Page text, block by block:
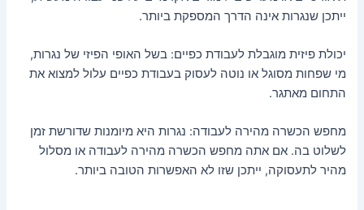
ייתכן שנגרות אינה הדרך המספקת ביותר.
יכולת פיזית מוגבלת לעבודת כפיים: בשל האופי הפיזי של נגרות,
מי שפחות מסוגל או נוטה לעסוק בעבודת כפיים עלול למצוא את
התחום מאתגר.
מחפש הכשרה מהירה לעבודה: נגרות היא מיומנות שדורשת זמן
לשלוט בה. אם אתה מחפש הכשרה מהירה לעבודה או מסלול
מהיר לתעסוקה, ייתכן שזו לא האפשרות הטובה ביותר.